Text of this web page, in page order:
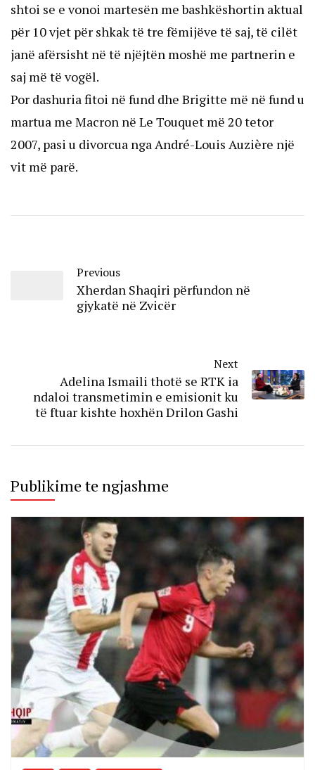
shtoi se e vonoi martesën me bashkëshortin aktual
për 10 vjet për shkak të tre fëmijëve të saj, të cilët
janë afërsisht në të njëjtën moshë me partnerin e
saj më të vogël.
Por dashuria fitoi në fund dhe Brigitte më në fund u
martua me Macron në Le Touquet më 20 tetor
2007, pasi u divorcua nga André-Louis Auzière një
vit më parë.
Previous
Xherdan Shaqiri përfundon në
gjykatë në Zvicër
Next
Adelina Ismaili thotë se RTK ia
ndaloi transmetimin e emisionit ku
të ftuar kishte hoxhën Drilon Gashi
Publikime te ngjashme